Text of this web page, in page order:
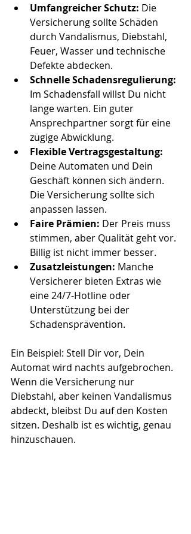
Umfangreicher Schutz: Die
Versicherung sollte Schäden
durch Vandalismus, Diebstahl,
Feuer, Wasser und technische
Defekte abdecken.
Schnelle Schadensregulierung:
Im Schadensfall willst Du nicht
lange warten. Ein guter
Ansprechpartner sorgt für eine
zügige Abwicklung.
Flexible Vertragsgestaltung:
Deine Automaten und Dein
Geschäft können sich ändern.
Die Versicherung sollte sich
anpassen lassen.
Faire Prämien: Der Preis muss
stimmen, aber Qualität geht vor.
Billig ist nicht immer besser.
Zusatzleistungen: Manche
Versicherer bieten Extras wie
eine 24/7-Hotline oder
Unterstützung bei der
Schadensprävention.
Ein Beispiel: Stell Dir vor, Dein
Automat wird nachts aufgebrochen.
Wenn die Versicherung nur
Diebstahl, aber keinen Vandalismus
abdeckt, bleibst Du auf den Kosten
sitzen. Deshalb ist es wichtig, genau
hinzuschauen.